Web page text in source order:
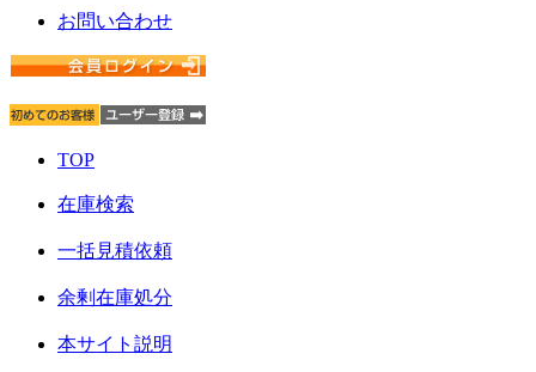
お問い合わせ
TOP
在庫検索
一括見積依頼
余剰在庫処分
本サイト説明